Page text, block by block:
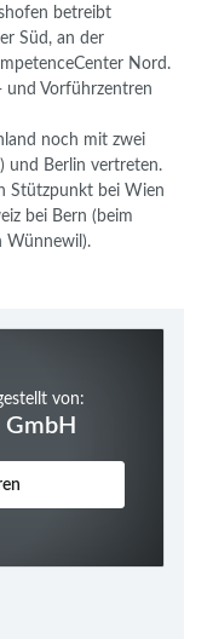
betreibt
Süd, an der
Nord.
und Vorführzentren
noch mit zwei
und Berlin vertreten.
Stützpunkt bei Wien
bei Bern (beim
Wünnewil).
von: